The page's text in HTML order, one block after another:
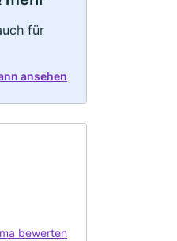
für
ansehen
bewerten